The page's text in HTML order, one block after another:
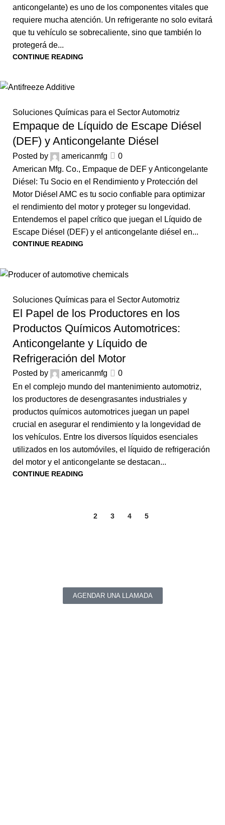
anticongelante) es uno de los componentes vitales que
requiere mucha atención. Un refrigerante no solo evitará
que tu vehículo se sobrecaliente, sino que también lo
protegerá de...
CONTINUE READING
Soluciones Químicas para el Sector Automotriz
Empaque de Líquido de Escape Diésel
(DEF) y Anticongelante Diésel
Posted by americanmfg
0
American Mfg. Co., Empaque de DEF y Anticongelante
Diésel: Tu Socio en el Rendimiento y Protección del
Motor Diésel AMC es tu socio confiable para optimizar
el rendimiento del motor y proteger su longevidad.
Entendemos el papel crítico que juegan el Líquido de
Escape Diésel (DEF) y el anticongelante diésel en...
CONTINUE READING
Soluciones Químicas para el Sector Automotriz
El Papel de los Productores en los
Productos Químicos Automotrices:
Anticongelante y Líquido de
Refrigeración del Motor
Posted by americanmfg
0
En el complejo mundo del mantenimiento automotriz,
los productores de desengrasantes industriales y
productos químicos automotrices juegan un papel
crucial en asegurar el rendimiento y la longevidad de
los vehículos. Entre los diversos líquidos esenciales
utilizados en los automóviles, el líquido de refrigeración
del motor y el anticongelante se destacan...
CONTINUE READING
2 3 4 5
AGENDAR UNA LLAMADA